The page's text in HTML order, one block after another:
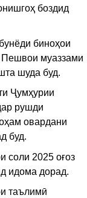
боздид
биноҳои
Пешвои муаззами
шуда буд.
Ҷумҳурии
рушди
овардани
буд.
соли 2025 оғоз
идома дорад.
таълимӣ